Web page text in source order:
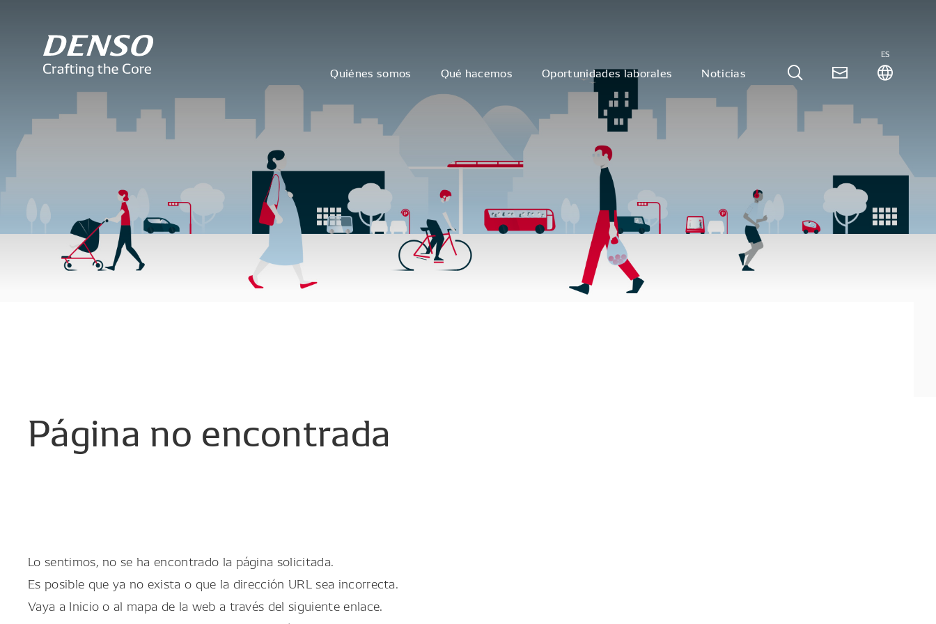
Quiénes somos Qué hacemos Oportunidades laborales Noticias
ES
Página no encontrada
Lo sentimos, no se ha encontrado la página solicitada.
Es posible que ya no exista o que la dirección URL sea incorrecta.
Vaya a Inicio o al mapa de la web a través del siguiente enlace.